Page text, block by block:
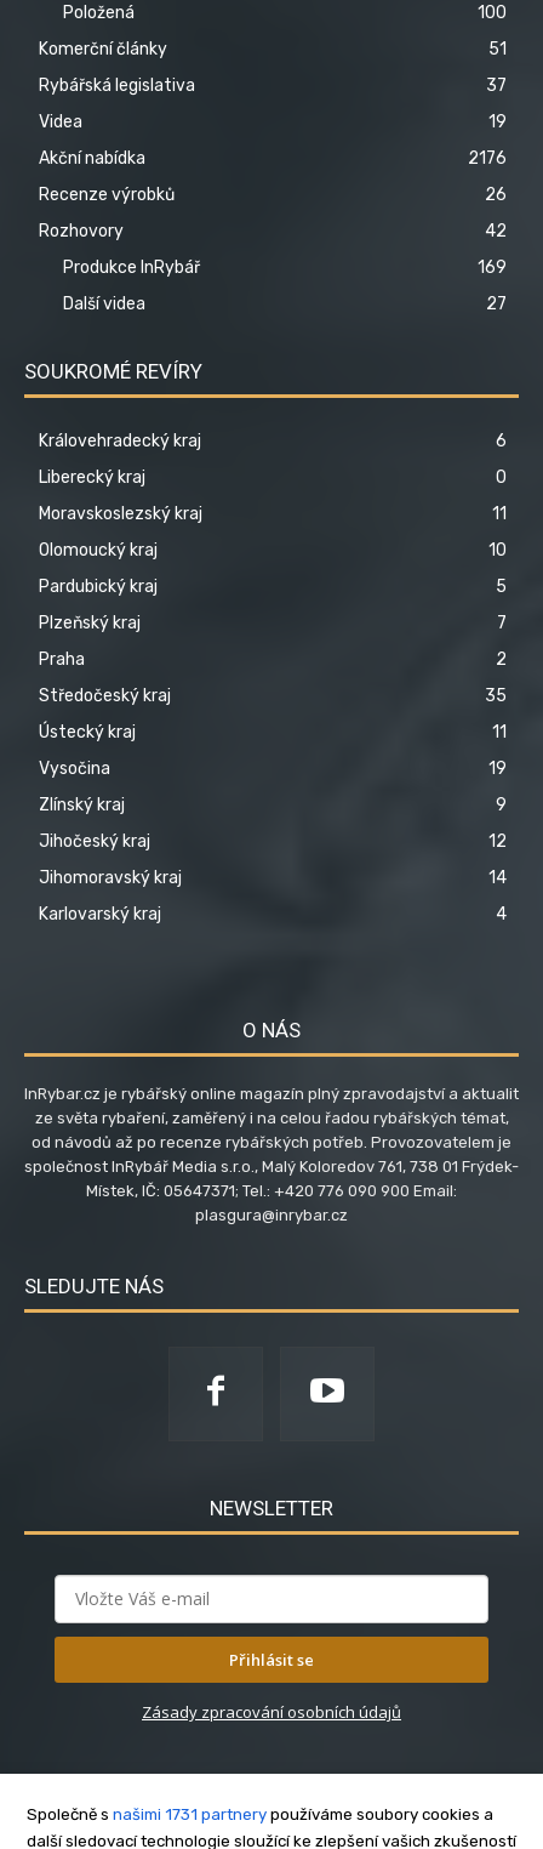
Položená
100
Komerční články
51
Rybářská legislativa
37
Videa
19
Akční nabídka
2176
Recenze výrobků
26
Rozhovory
42
Produkce InRybář
169
Další videa
27
SOUKROMÉ REVÍRY
Královehradecký kraj
6
Liberecký kraj
0
Moravskoslezský kraj
11
Olomoucký kraj
10
Pardubický kraj
5
Plzeňský kraj
7
Praha
2
Středočeský kraj
35
Ústecký kraj
11
Vysočina
19
Zlínský kraj
9
Jihočeský kraj
12
Jihomoravský kraj
14
Karlovarský kraj
4
O NÁS
InRybar.cz je rybářský online magazín plný zpravodajství a aktualit
ze světa rybaření, zaměřený i na celou řadou rybářských témat,
od návodů až po recenze rybářských potřeb. Provozovatelem je
společnost InRybář Media s.r.o., Malý Koloredov 761, 738 01 Frýdek-
Místek, IČ: 05647371; Tel.: +420 776 090 900 Email:
plasgura@inrybar.cz
SLEDUJTE NÁS
NEWSLETTER
Přihlásit se
Zásady zpracování osobních údajů
Společně s našimi 1731 partnery používáme soubory cookies a
další sledovací technologie sloužící ke zlepšení vašich zkušeností